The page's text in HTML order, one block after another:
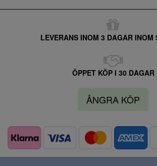
LEVERANS INOM 3 DAGAR INOM
ÖPPET KÖP I 30 DAGAR
ÅNGRA KÖP